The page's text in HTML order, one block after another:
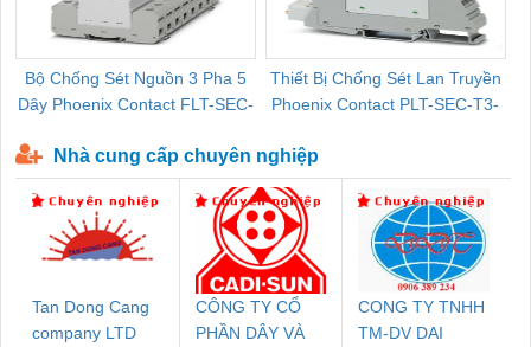
Bộ Chống Sét Nguồn 3 Pha 5
Dây Phoenix Contact FLT-SEC-
Thiết Bị Chống Sét Lan Truyền
Phoenix Contact PLT-SEC-T3-
Nhà cung cấp chuyên nghiệp
Tan Dong Cang
company LTD
CÔNG TY CỔ
PHẦN DÂY VÀ
CONG TY TNHH
TM-DV DAI